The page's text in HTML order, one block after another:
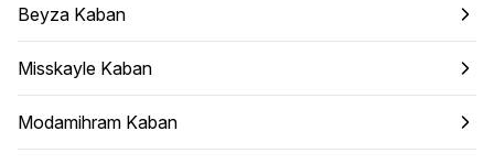
Beyza Kaban
Misskayle Kaban
Modamihram Kaban